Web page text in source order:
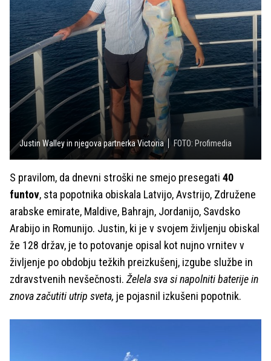
Justin Walley in njegova partnerka Victoria FOTO: Profimedia
S pravilom, da dnevni stroški ne smejo presegati 40
funtov, sta popotnika obiskala Latvijo, Avstrijo, Združene
arabske emirate, Maldive, Bahrajn, Jordanijo, Savdsko
Arabijo in Romunijo. Justin, ki je v svojem življenju obiskal
že 128 držav, je to potovanje opisal kot nujno vrnitev v
življenje po obdobju težkih preizkušenj, izgube službe in
zdravstvenih nevšečnosti. Želela sva si napolniti baterije in
znova začutiti utrip sveta, je pojasnil izkušeni popotnik.